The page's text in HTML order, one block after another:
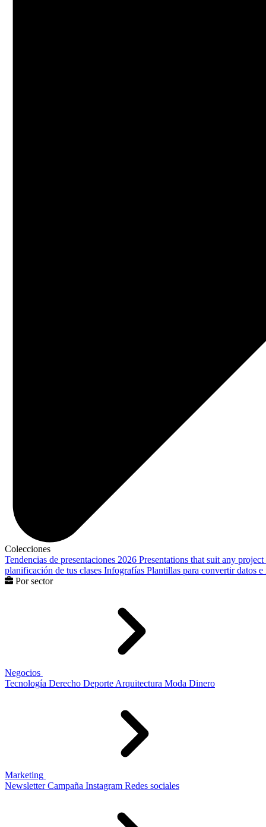
Colecciones
Tendencias de presentaciones 2026 Presentations that suit any project
planificación de tus clases Infografías Plantillas para convertir datos
Por sector
Negocios
Tecnología Derecho Deporte Arquitectura Moda Dinero
Marketing
Newsletter Campaña Instagram Redes sociales